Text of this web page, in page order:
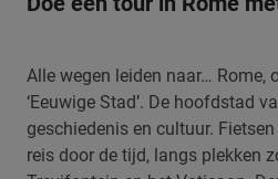
Alle wegen leiden naar… Rome,
‘Eeuwige Stad’. De hoofdstad
geschiedenis en cultuur.
reis door de tijd, langs plekken